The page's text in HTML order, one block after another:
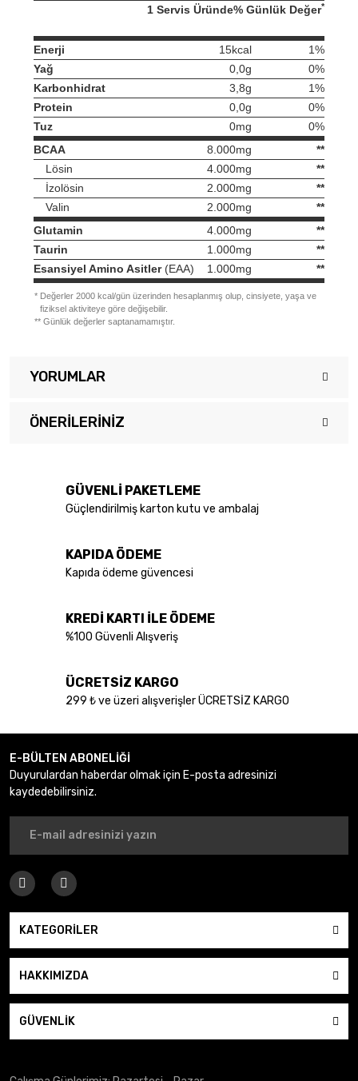
1 Servis Üründe% Günlük Değer*
15kcal 1%
Enerji
0,0g
0%
Yağ
3,8g
1%
Karbonhidrat
0,0g
0%
Protein
0mg
0%
Tuz
8.000mg
**
BCAA
4.000mg
**
Lösin
2.000mg
**
İzolösin
2.000mg
**
Valin
4.000mg
**
Glutamin
1.000mg
**
Taurin
1.000mg
**
Esansiyel Amino Asitler(EAA)
*Değerler 2000 kcal/gün üzerinden hesaplanmış olup, cinsiyete, yaşa ve
fiziksel aktiviteye göre değişebilir.
**Günlük değerler saptanamamıştır.
YORUMLAR
Bu ürüne ilk yorumu siz yapın!
ÖNERILERINIZ
tarafımıza iletebilirsiniz.
Görüş ve önerileriniz için teşekkür ederiz.
Ürün açıklamasında eksik bilgiler bulunuyor.
Ürün bilgilerinde hatalar bulunuyor.
Bu ürüne benzer farklı alternatifler olmalı.
Gönder
GÜVENLİ PAKETLEME
Güçlendirilmiş karton kutu ve ambalaj
KAPIDA ÖDEME
Kapıda ödeme güvencesi
KREDİ KARTI İLE ÖDEME
%100 Güvenli Alışveriş
ÜCRETSİZ KARGO
299 ₺ ve üzeri alışverişler ÜCRETSİZ KARGO
E-BÜLTEN ABONELİĞİ
Duyurulardan haberdar olmak için E-posta adresinizi
kaydedebilirsiniz.
KATEGORİLER
HAKKIMIZDA
GÜVENLİK